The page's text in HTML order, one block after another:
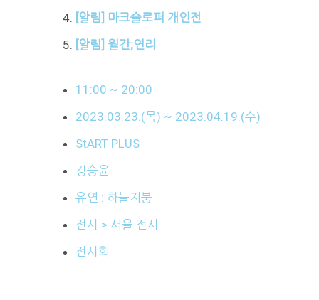
[알림] 마크슬로퍼 개인전
[알림] 월간;연리
11:00 ~ 20:00
2023.03.23.(목) ~ 2023.04.19.(수)
StART PLUS
강승윤
유연 : 하늘지붕
전시 > 서울 전시
전시회